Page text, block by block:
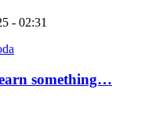
- 02:31
something…